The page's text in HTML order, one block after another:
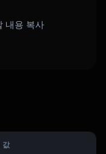
내용 복사
값